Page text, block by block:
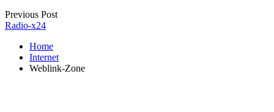
Previous Post
Radio-x24
Home
Internet
Weblink-Zone